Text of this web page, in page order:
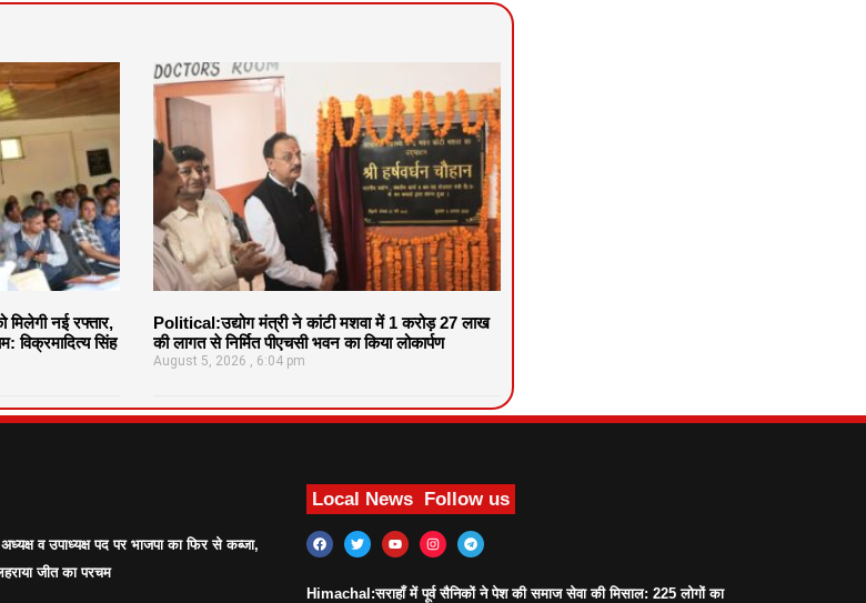
नई रफ्तार,
विक्रमादित्य सिंह
Political:उद्योग मंत्री ने कांटी मशवा में 1 करोड़ 27 लाख
की लागत से निर्मित पीएचसी भवन का किया लोकार्पण
August 5, 2026 6:04 pm
व उपाध्यक्ष पद पर भाजपा का फिर से कब्जा,
जीत का परचम
Local News Follow us
Himachal:सराहाँ में पूर्व सैनिकों ने पेश की समाज सेवा की मिसाल: 225 लोगों का